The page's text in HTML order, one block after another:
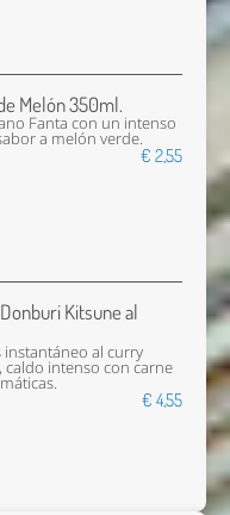
Melón 350ml.
Fanta con un intenso
a melón verde.
€ 2,55
Kitsune al
al curry
caldo intenso con carne
€ 4,55